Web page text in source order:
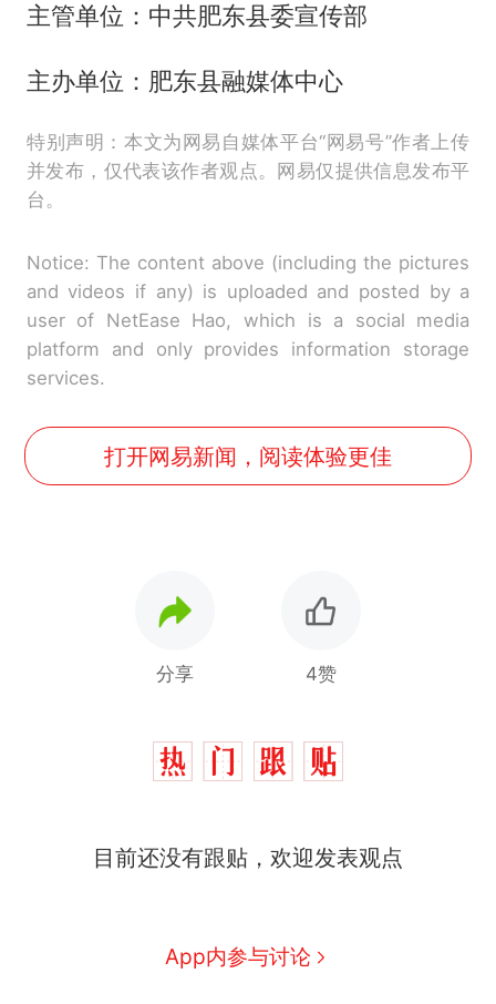
主管单位：中共肥东县委宣传部
主办单位：肥东县融媒体中心
特别声明：本文为网易自媒体平台“网易号”作者上传
并发布，仅代表该作者观点。网易仅提供信息发布平
台。
Notice: The content above (including the pictures
and videos if any) is uploaded and posted by a
user of NetEase Hao, which is a social media
platform and only provides information storage
services.
打开网易新闻，阅读体验更佳
分享 4赞
目前还没有跟贴，欢迎发表观点
App内参与讨论